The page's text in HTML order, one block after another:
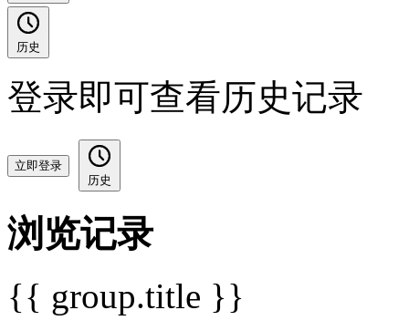
历史
登录即可查看历史记录
立即登录
历史
浏览记录
{{ group.title }}